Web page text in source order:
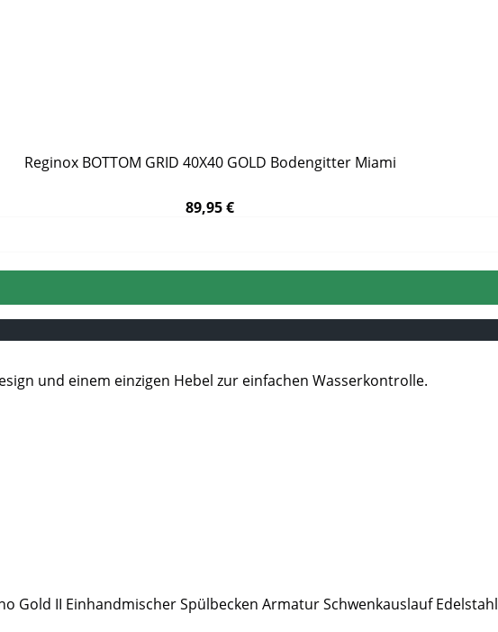
Reginox BOTTOM GRID 40X40 GOLD Bodengitter Miami
89,95 €
Gold II Einhandmischer Spülbecken Armatur Schwenkauslauf Edelstahl